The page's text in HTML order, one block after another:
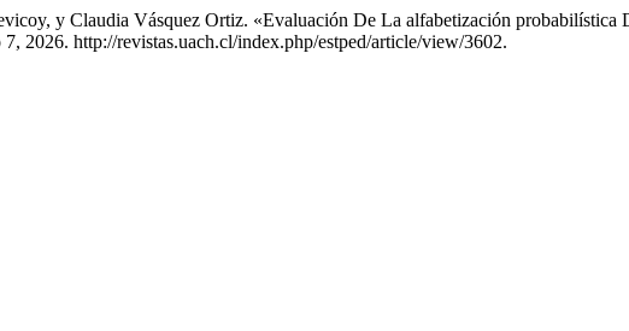
y Claudia Vásquez Ortiz. «Evaluación De La alfabetización probabilística
2026. http://revistas.uach.cl/index.php/estped/article/view/3602.